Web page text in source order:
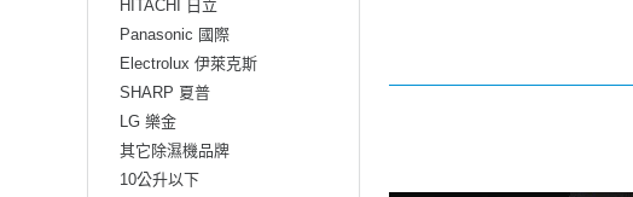
HITACHI 日立
Panasonic 國際
Electrolux 伊萊克斯
SHARP 夏普
LG 樂金
其它除濕機品牌
10公升以下